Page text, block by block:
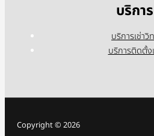
บริการ
บริการเช่า
บริการติดตั้ง
Copyright © 2026